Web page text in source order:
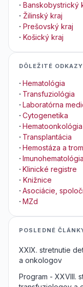
· Banskobystrický
· Žilinský kraj
· Prešovský kraj
· Košický kraj
DÔLEŽITÉ ODKAZY
· Hematológia
· Transfuziológia
· Laboratórna
· Cytogenetika
· Hematoonkológia
· Transplantácia
· Hemostáza a
· Imunohematológia
· Klinické registre
· Knižnice
· Asociácie,
· MZd
POSLEDNÉ
XXIX. stretnutie
a onkologov
Program - XXVIII.